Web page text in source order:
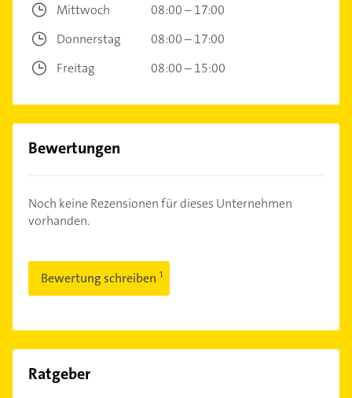
Mittwoch
08:00 – 17:00
Donnerstag
08:00 – 17:00
Freitag
08:00 – 15:00
Bewertungen
Noch keine Rezensionen für dieses Unternehmen
vorhanden.
Bewertung schreiben
Ratgeber